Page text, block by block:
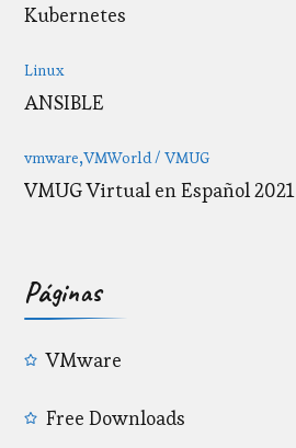
Kubernetes
Linux
ANSIBLE
vmware VMWorld / VMUG
VMUG Virtual en Español 2021
Páginas
VMware
Free Downloads